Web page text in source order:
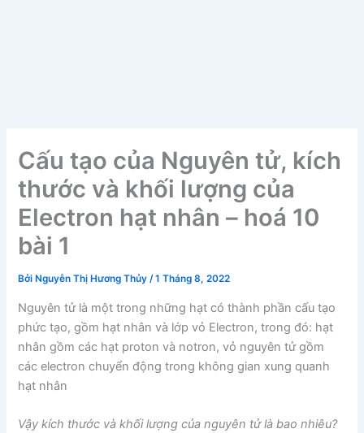
Cấu tạo của Nguyên tử, kích
thước và khối lượng của
Electron hạt nhân – hoá 10
bài 1
Bởi Nguyễn Thị Hương Thủy/1 Tháng 8, 2022
Nguyên tử là một trong những hạt có thành phần cấu tạo
phức tạo, gồm hạt nhân và lớp vỏ Electron, trong đó: hạt
nhân gồm các hạt proton và notron, vỏ nguyên tử gồm
các electron chuyển động trong không gian xung quanh
hạt nhân
Vậy kích thước và khối lượng của nguyên tử là bao nhiêu?